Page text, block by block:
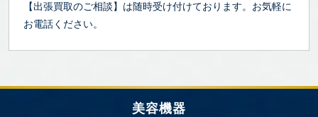
【出張買取のご相談】は随時受け付けております。お気軽に
お電話ください。
美容機器